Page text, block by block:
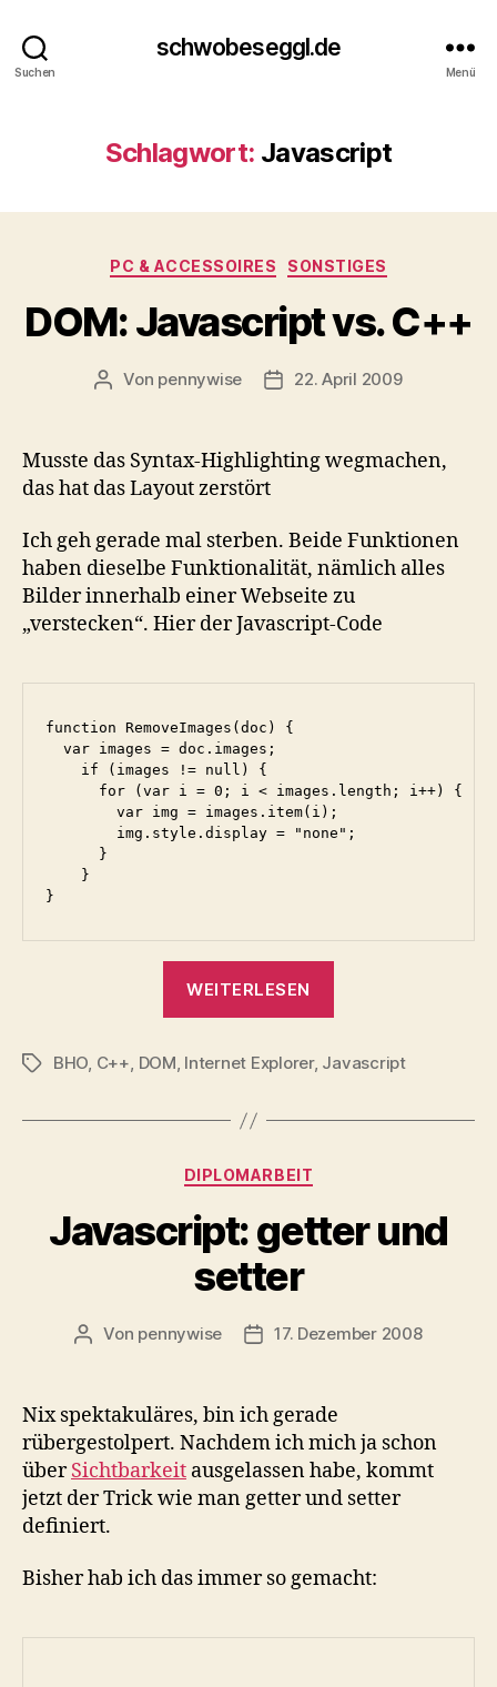
Suchen
schwobeseggl.de
Menü
Schlagwort: Javascript
Kategorien
PC & ACCESSOIRES SONSTIGES
DOM: Javascript vs. C++
Beitragsautor
Von pennywise Veröffentlichungsdatum
22. April 2009
Musste das Syntax-Highlighting wegmachen,
das hat das Layout zerstört
Ich geh gerade mal sterben. Beide Funktionen
haben dieselbe Funktionalität, nämlich alles
Bilder innerhalb einer Webseite zu
„verstecken“. Hier der Javascript-Code
function RemoveImages(doc) {
  var images = doc.images;
    if (images != null) {
      for (var i = 0; i < images.length; i++) {
        var img = images.item(i);
        img.style.display = "none";
      }
    }
WEITERLESEN
C++“
Schlagwörter
BHO, C++, DOM, Internet Explorer, Javascript
Kategorien
DIPLOMARBEIT
Javascript: getter und
setter
Beitragsautor
Von pennywise Veröffentlichungsdatum
17. Dezember 2008
Nix spektakuläres, bin ich gerade
rübergestolpert. Nachdem ich mich ja schon
überSichtbarkeit ausgelassen habe, kommt
jetzt der Trick wie man getter und setter
definiert.
Bisher hab ich das immer so gemacht: